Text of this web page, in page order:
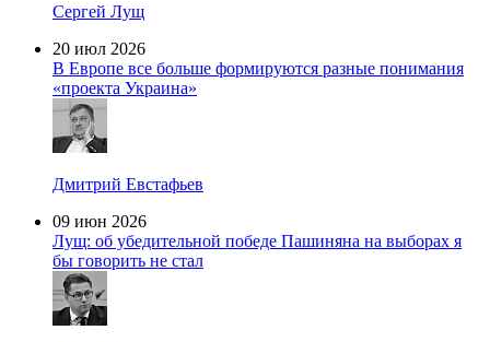
Сергей Лущ
20 июл 2026
В Европе все больше формируются разные понимания
«проекта Украина»
Дмитрий Евстафьев
09 июн 2026
Лущ: об убедительной победе Пашиняна на выборах я
бы говорить не стал